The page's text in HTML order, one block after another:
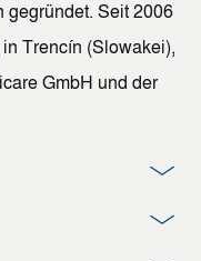
gegründet. Seit 2006
Trencín (Slowakei),
GmbH und der